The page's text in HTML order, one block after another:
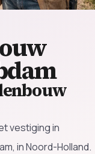
vestiging in
in Noord-Holland.